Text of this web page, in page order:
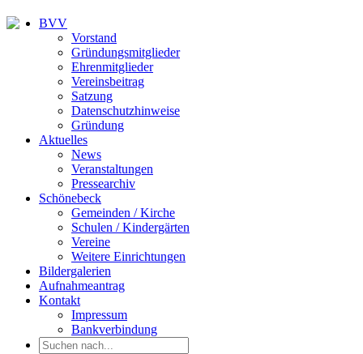
BVV
Vorstand
Gründungsmitglieder
Ehrenmitglieder
Vereinsbeitrag
Satzung
Datenschutzhinweise
Gründung
Aktuelles
News
Veranstaltungen
Pressearchiv
Schönebeck
Gemeinden / Kirche
Schulen / Kindergärten
Vereine
Weitere Einrichtungen
Bildergalerien
Aufnahmeantrag
Kontakt
Impressum
Bankverbindung